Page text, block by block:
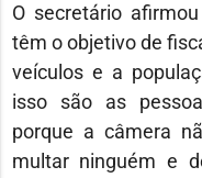
O secretário
têm o objetivo de
veículos e a
isso são as
porque a câmera
multar ninguém e